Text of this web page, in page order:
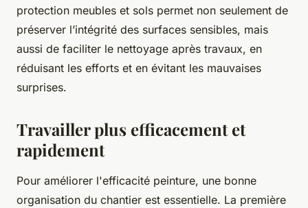
protection meubles et sols permet non seulement de
préserver l’intégrité des surfaces sensibles, mais
aussi de faciliter le nettoyage après travaux, en
réduisant les efforts et en évitant les mauvaises
surprises.
Travailler plus efficacement et
rapidement
Pour améliorer l'efficacité peinture, une bonne
organisation du chantier est essentielle. La première